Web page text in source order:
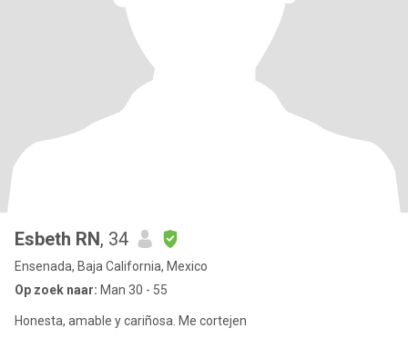
Esbeth RN, 34
Ensenada, Baja California, Mexico
Op zoek naar: Man 30 - 55
Honesta, amable y cariñosa. Me cortejen